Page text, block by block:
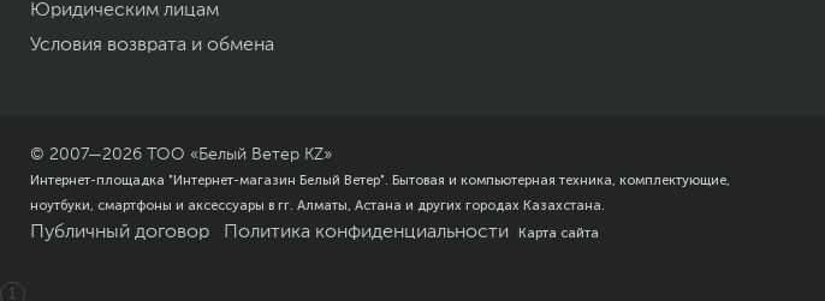
Юридическим лицам
Условия возврата и обмена
© 2007—2026
ТОО «Белый Ветер KZ»
Интернет-площадка "Интернет-магазин Белый Ветер". Бытовая и компьютерная техника, комплектующие,
ноутбуки, смартфоны и аксессуары в гг. Алматы, Астана и других городах Казахстана.
Публичный договор Политика конфиденциальности Карта сайта
1